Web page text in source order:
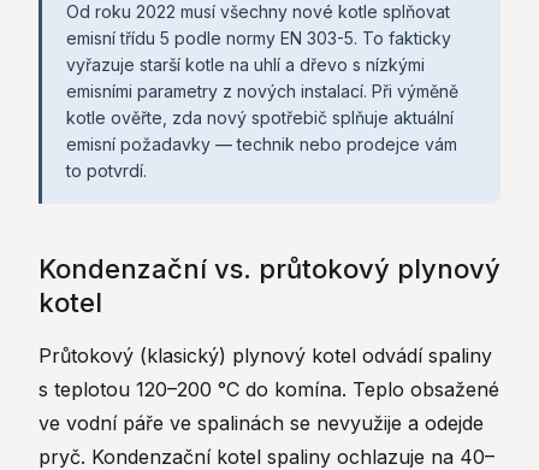
Od roku 2022 musí všechny nové kotle splňovat
emisní třídu 5 podle normy EN 303-5. To fakticky
vyřazuje starší kotle na uhlí a dřevo s nízkými
emisními parametry z nových instalací. Při výměně
kotle ověřte, zda nový spotřebič splňuje aktuální
emisní požadavky — technik nebo prodejce vám
to potvrdí.
Kondenzační vs. průtokový plynový
kotel
Průtokový (klasický) plynový kotel odvádí spaliny
s teplotou 120–200 °C do komína. Teplo obsažené
ve vodní páře ve spalinách se nevyužije a odejde
pryč. Kondenzační kotel spaliny ochlazuje na 40–